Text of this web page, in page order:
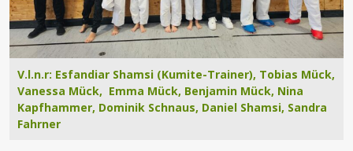
V.l.n.r: Esfandiar Shamsi (Kumite-Trainer), Tobias Mück,
Vanessa Mück, Emma Mück, Benjamin Mück, Nina
Kapfhammer, Dominik Schnaus, Daniel Shamsi, Sandra
Fahrner